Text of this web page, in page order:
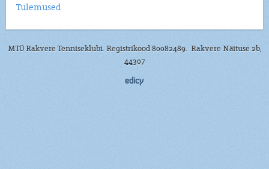
Tulemused
MTÜ Rakvere Tenniseklubi. Registrikood 80082489. Rakvere Näituse 2b,
44307